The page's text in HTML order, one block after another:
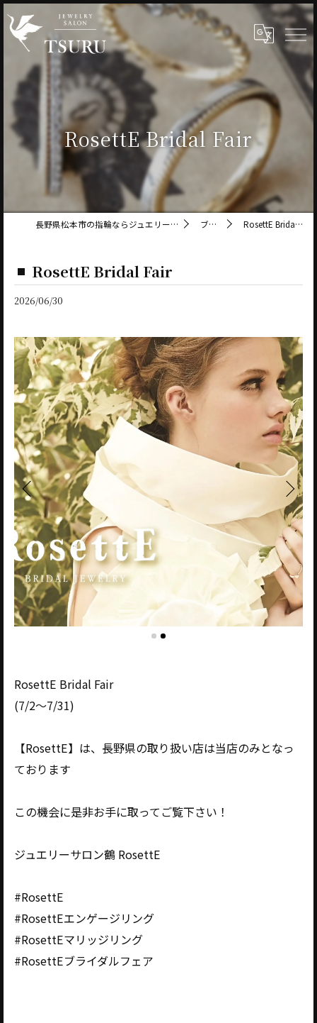
RosettE Bridal Fair
長野県松本市の指輪ならジュエリーサロン鶴 ブログ RosettE Bridal Fair
RosettE Bridal Fair
2026/06/30
RosettE Bridal Fair
(7/2〜7/31)
【RosettE】は、長野県の取り扱い店は当店のみとなっ
ております
この機会に是非お手に取ってご覧下さい！
ジュエリーサロン鶴 RosettE
#RosettE
#RosettEエンゲージリング
#RosettEマリッジリング
#RosettEブライダルフェア